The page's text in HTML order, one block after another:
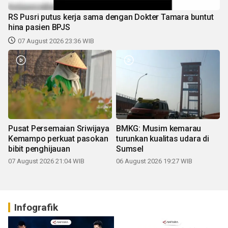
RS Pusri putus kerja sama dengan Dokter Tamara buntut
hina pasien BPJS
07 August 2026 23:36 WIB
Pusat Persemaian Sriwijaya
Kemampo perkuat pasokan
bibit penghijauan
07 August 2026 21:04 WIB
BMKG: Musim kemarau
turunkan kualitas udara di
Sumsel
06 August 2026 19:27 WIB
Infografik